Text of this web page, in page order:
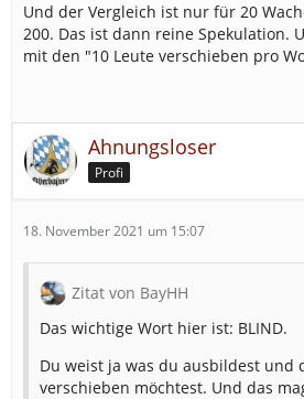
Und der Vergleich ist nur für 20
200. Das ist dann reine Spekulation.
mit den "10 Leute verschieben pro
Ahnungsloser
Profi
18. November 2021 um 15:07
Zitat von BayHH
Das wichtige Wort hier ist: BLIND.
Du weist ja was du ausbildest und
verschieben möchtest. Und das